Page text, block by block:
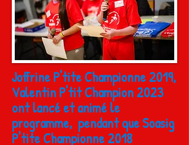
Joffrine P'tite Championne 2019,
Valentin P'tit Champion 2023
ont lancé et animé le
programme, pendant que Soasig
P'tite Championne 2018